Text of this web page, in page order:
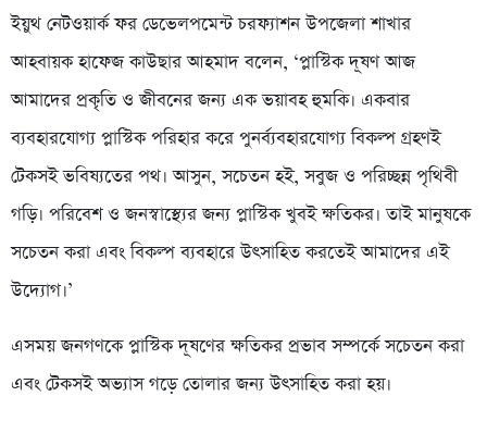
ইয়ুথ নেটওয়ার্ক ফর ডেভেলপমেন্ট চরফ্যাশন উপজেলা শাখার
আহবায়ক হাফেজ কাউছার আহমাদ বলেন, ‘প্লাস্টিক দূষণ আজ
আমাদের প্রকৃতি ও জীবনের জন্য এক ভয়াবহ হুমকি। একবার
ব্যবহারযোগ্য প্লাস্টিক পরিহার করে পুনর্ব্যবহারযোগ্য বিকল্প গ্রহণই
টেকসই ভবিষ্যতের পথ। আসুন, সচেতন হই, সবুজ ও পরিচ্ছন্ন পৃথিবী
গড়ি। পরিবেশ ও জনস্বাস্থ্যের জন্য প্লাস্টিক খুবই ক্ষতিকর। তাই মানুষকে
সচেতন করা এবং বিকল্প ব্যবহারে উৎসাহিত করতেই আমাদের এই
উদ্যোগ।’
এসময় জনগণকে প্লাস্টিক দূষণের ক্ষতিকর প্রভাব সম্পর্কে সচেতন করা
এবং টেকসই অভ্যাস গড়ে তোলার জন্য উৎসাহিত করা হয়।